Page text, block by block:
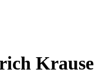
Krause